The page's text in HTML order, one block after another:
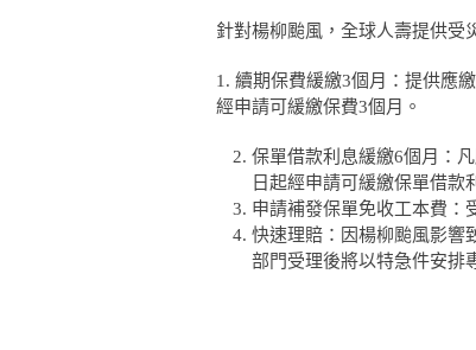
針對楊柳颱風，全球人壽提供受
1. 續期保費緩繳3個月：提供應
經申請可緩繳保費3個月。
保單借款利息緩繳6個月：
日起經申請可緩繳保單借款
申請補發保單免收工本費：
快速理賠：因楊柳颱風影響
部門受理後將以特急件安排